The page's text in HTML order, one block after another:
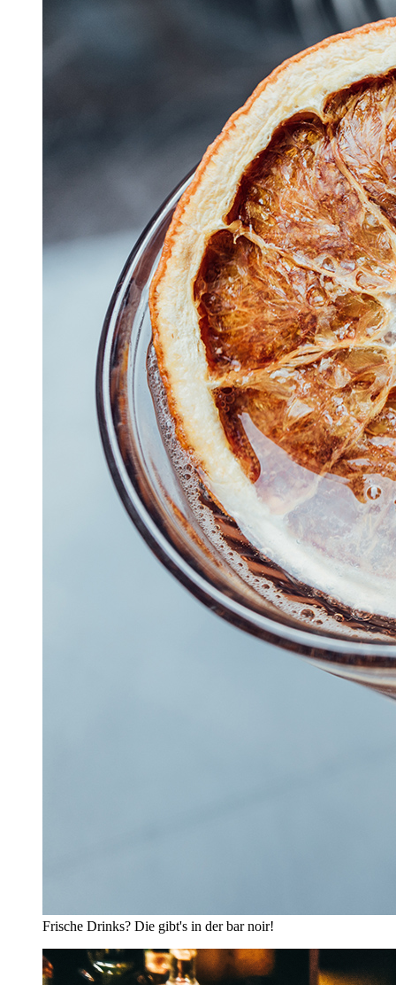
Frische Drinks? Die gibt's in der bar noir!